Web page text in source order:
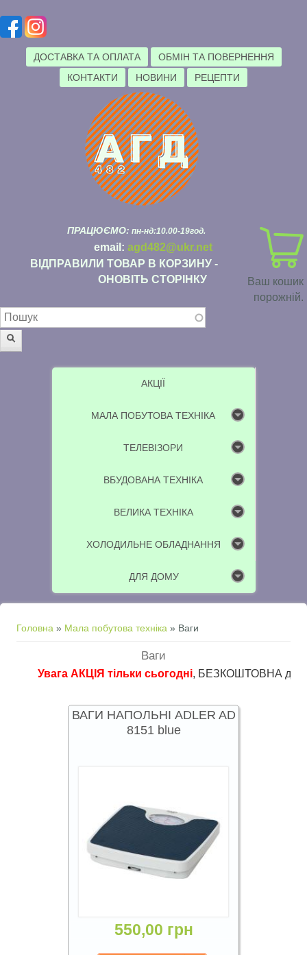
ДОСТАВКА ТА ОПЛАТА
ОБМІН ТА ПОВЕРНЕННЯ
КОНТАКТИ
НОВИНИ РЕЦЕПТИ
Ваш кошик
порожній.
ПРАЦЮЄМО: пн-нд:10.00-19год.
email: agd482@ukr.net
ВІДПРАВИЛИ ТОВАР В КОРЗИНУ -
ОНОВІТЬ СТОРІНКУ
Пошукова форма
АКЦІЇ
МАЛА ПОБУТОВА ТЕХНІКА
ТЕЛЕВІЗОРИ
ВБУДОВАНА ТЕХНІКА
ВЕЛИКА ТЕХНІКА
ХОЛОДИЛЬНЕ ОБЛАДНАННЯ
ДЛЯ ДОМУ
Ви є тут
Головна » Мала побутова техніка » Ваги
Ваги
Увага АКЦІЯ тільки сьогодні, БЕЗКОШТОВНА доставка
ВАГИ НАПОЛЬНІ ADLER AD
8151 blue
550,00 грн